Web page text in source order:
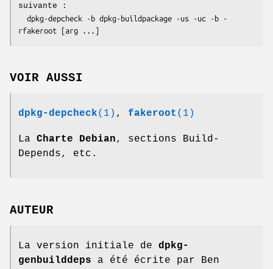
suivante :
rfakeroot [arg ...]
VOIR AUSSI
dpkg-depcheck(1) , fakeroot (1)
La Charte Debian, sections Build-
Depends, etc.
AUTEUR
La version initiale de dpkg-
genbuilddeps a été écrite par Ben